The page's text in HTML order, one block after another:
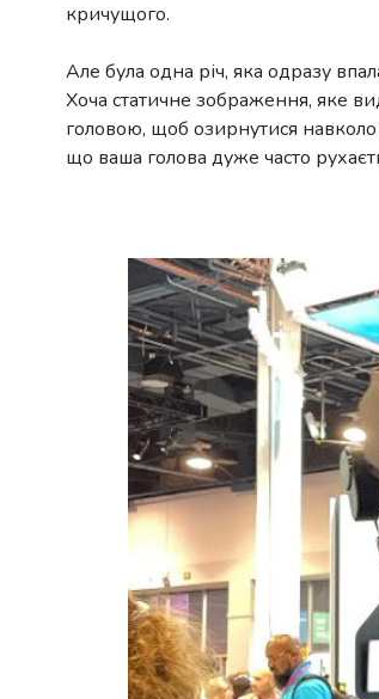
кричущого.
Але була одна річ, яка одразу
Хоча статичне зображення, яке
головою, щоб озирнутися
що ваша голова дуже часто